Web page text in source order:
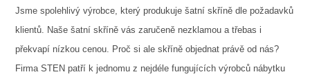
Jsme spolehlivý výrobce, který produkuje šatní skřínědle požadavků
klientů. Naše šatní skříně vás zaručeně nezklamou a třebas i
překvapí nízkou cenou. Proč si ale skříně objednat právě od nás?
Firma STEN patří k jednomu z nejdéle fungujících výrobců nábytku